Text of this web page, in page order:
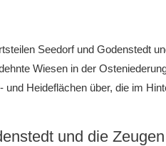
Seedorf und Godenstedt
Wiesen in der
Heideflächen über, die im
und die